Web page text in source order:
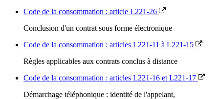
Code de la consommation : article L221-26
Conclusion d'un contrat sous forme électronique
Code de la consommation : articles L221-11 à L221-15
Règles applicables aux contrats conclus à distance
Code de la consommation : articles L221-16 et L221-17
Démarchage téléphonique : identité de l'appelant,